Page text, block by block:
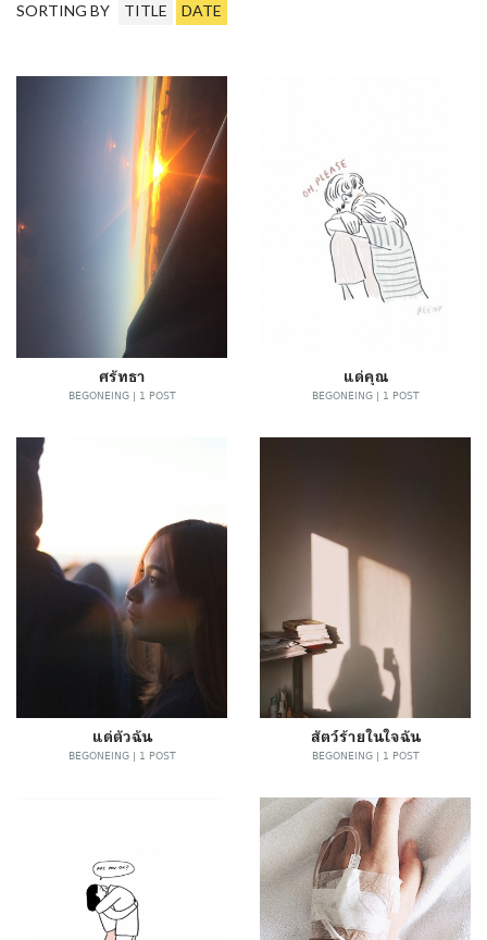
SORTING BY TITLE DATE
ศรัทธา
BEGONEING | 1 POST
แด่คุณ
BEGONEING | 1 POST
แด่ตัวฉัน
BEGONEING | 1 POST
สัตว์ร้ายในใจฉัน
BEGONEING | 1 POST